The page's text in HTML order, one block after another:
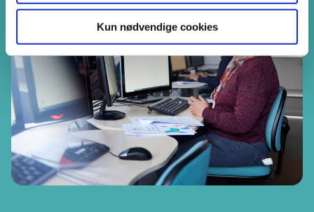
Kun nødvendige cookies